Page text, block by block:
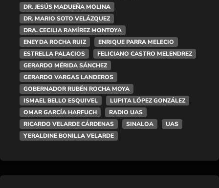
DR. JESÚS MADUEÑA MOLINA
DR. MARIO SOTO VELÁZQUEZ
DRA. CECILIA RAMÍREZ MONTOYA
ENEYDA ROCHA RUIZ
ENRIQUE PARRA MELECIO
ESTRELLA PALACIOS
FELICIANO CASTRO MELENDREZ
GERARDO MÉRIDA SÁNCHEZ
GERARDO VARGAS LANDEROS
GOBERNADOR RUBÉN ROCHA MOYA
ISMAEL BELLO ESQUIVEL
LUPITA LÓPEZ GONZÁLEZ
OMAR GARCÍA HARFUCH
RADIO UAS
RICARDO VELARDE CÁRDENAS
SINALOA
UAS
YERALDINE BONILLA VELARDE